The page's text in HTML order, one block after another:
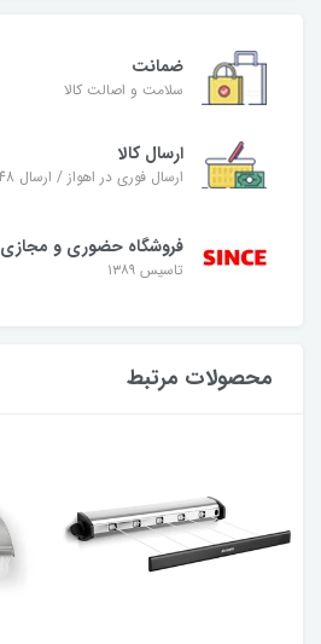
ضمانت
سلامت و اصالت کالا
ارسال کالا
ارسال فوری در اهواز / ارسال 48ساعته به سراسر ایران
فروشگاه حضوری و مجازی
تاسیس ۱۳۸۹
محصولات مرتبط